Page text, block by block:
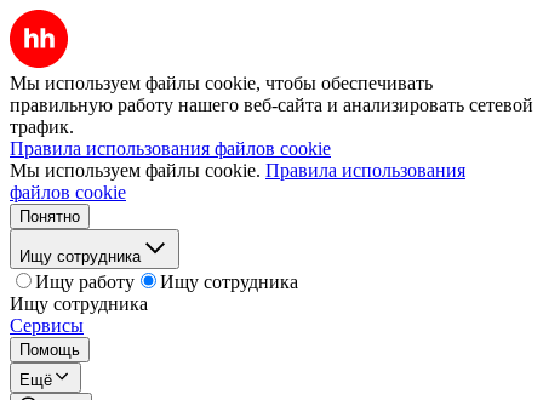
Мы используем файлы cookie, чтобы обеспечивать
правильную работу нашего веб-сайта и анализировать сетевой
трафик.
Правила использования файлов cookie
Мы используем файлы cookie. Правила использования
файлов cookie
Понятно
Ищу сотрудника
Ищу работу
Ищу сотрудника
Ищу сотрудника
Сервисы
Помощь
Ещё